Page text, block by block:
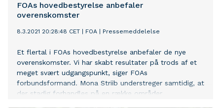
FOAs hovedbestyrelse anbefaler
overenskomster
8.3.2021 20:28:48 CET FOA Pressemeddelelse
Et flertal i FOAs hovedbestyrelse anbefaler de nye
overenskomster. Vi har skabt resultater på trods af et
meget svært udgangspunkt, siger FOAs
forbundsformand. Mona Striib understreger samtidig, at
der stadig forhandles på en række områder.